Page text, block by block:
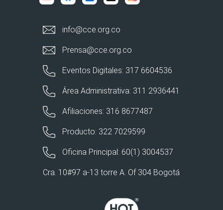
info@cce.org.co
Prensa@cce.org.co
Eventos Digitales: 317 6604536
Área Administrativa: 311 2936441
Afiliaciones: 316 8677487
Producto: 322 7029599
Oficina Principal: 60(1) 3004537
Cra. 10#97 a-13 torre A. Of 304 Bogotá